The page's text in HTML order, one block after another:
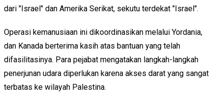
dari "Israel" dan Amerika Serikat, sekutu terdekat "Israel".
Operasi kemanusiaan ini dikoordinasikan melalui Yordania,
dan Kanada berterima kasih atas bantuan yang telah
difasilitasinya. Para pejabat mengatakan langkah-langkah
penerjunan udara diperlukan karena akses darat yang sangat
terbatas ke wilayah Palestina.